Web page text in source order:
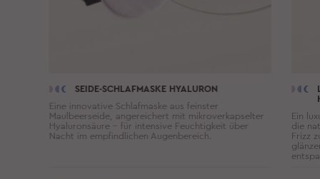
SEIDE-SCHLAFMASKE HYALURON
Eine innovative Schlafmaske aus feinster
Maulbeerseide, angereichert mit mikroverkapselter
Hyaluronsäure – für intensive Feuchtigkeit über
Nacht im empfindlichen Augenbereich.
Ein
die
Frizz